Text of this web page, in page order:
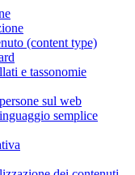
(content type)
e tassonomie
sul web
semplice